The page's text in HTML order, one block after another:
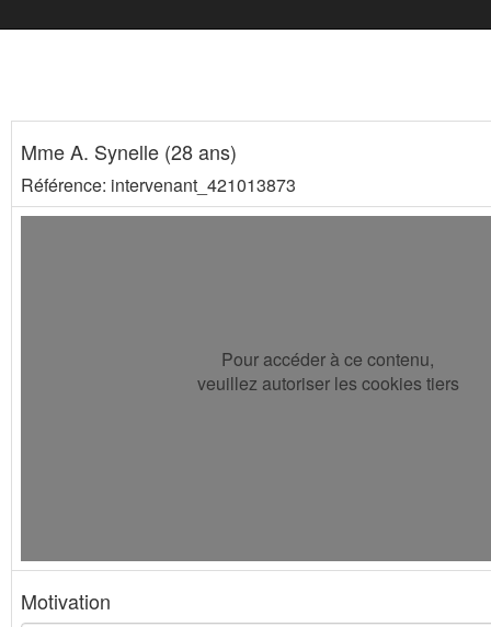
Mme A. Synelle (28 ans)
Référence: intervenant_421013873
Pour accéder à ce contenu,
veuillez autoriser les cookies tiers
Motivation